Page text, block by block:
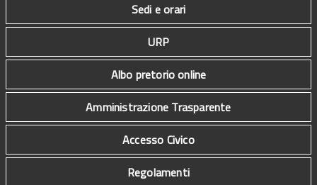
Sedi e orari
URP
Albo pretorio online
Amministrazione Trasparente
Accesso Civico
Regolamenti